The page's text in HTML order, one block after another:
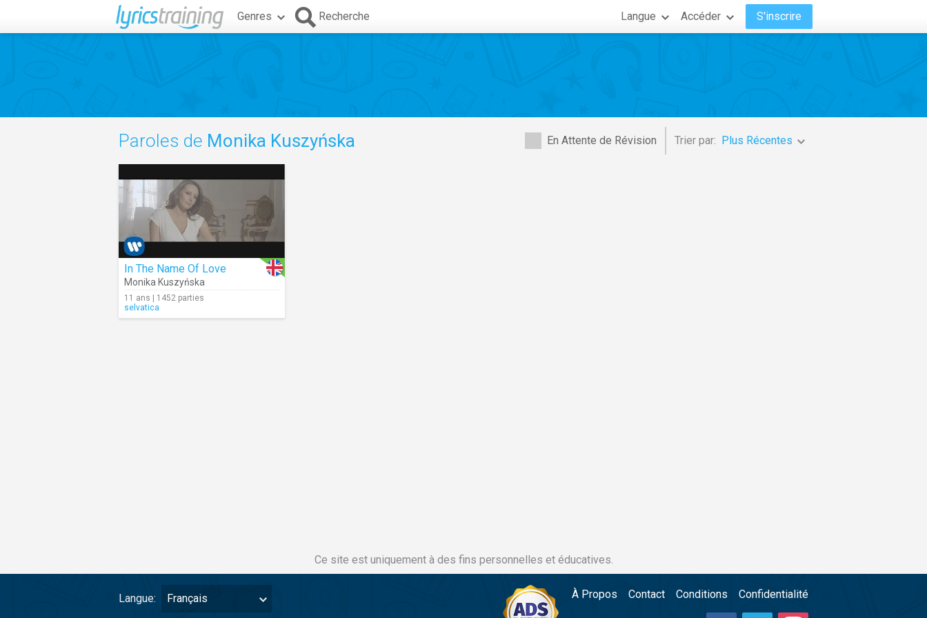
Genres Recherche Langue Accéder S'inscrire
En Attente de Révision Trier par: Plus Récentes
Paroles de Monika Kuszyńska
In The Name Of Love
Monika Kuszyńska
11 ans | 1452 parties
selvatica
Ce site est uniquement à des fins personnelles et éducatives.
Langue: Français À Propos Contact Conditions Confidentialité